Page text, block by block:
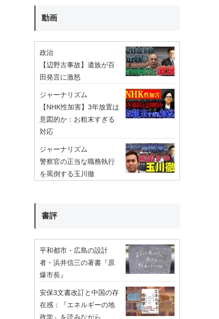
動画
政治
【辺野古事故】遺族が百
田発言に激怒
ジャーナリズム
【NHK性加害】3年放置は
意図的か：お粗末すぎる
対応
ジャーナリズム
警察官の正当な職務執行
を罵倒する玉川徹
書評
平和都市・広島の設計
者・浜井信三の著書『原
爆市長』
安保3文書改訂と中国の存
在感：『エネルギーの地
政学』を読みながら